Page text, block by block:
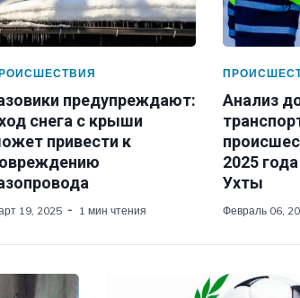
предупреждают:
снега с крыши
привести к
19, 2025 1 мин чтения
Анализ
2025
Ухты
Февраль 06,